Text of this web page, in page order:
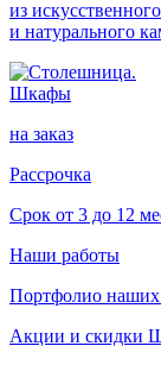
из искусственного
и натурального
Шкафы
на заказ
Рассрочка
Срок от 3 до 12
Наши работы
Портфолио наших
Акции и скидки